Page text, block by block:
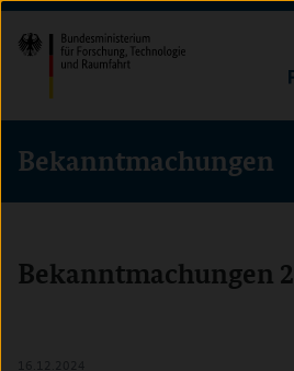
Direkt
zum
Inhalt
(Eingabetaste)
Direkt
zum
Hauptmenu
(Eingabetaste)
Direkt
zur
Suche
(Eingabetaste)
Bekanntmachungen
Bekanntmachungen